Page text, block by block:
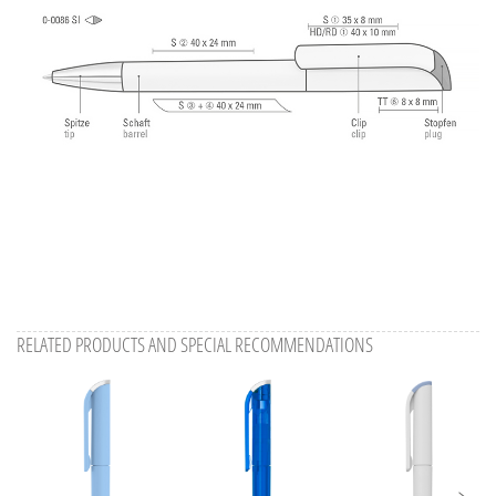
RELATED PRODUCTS AND SPECIAL RECOMMENDATIONS